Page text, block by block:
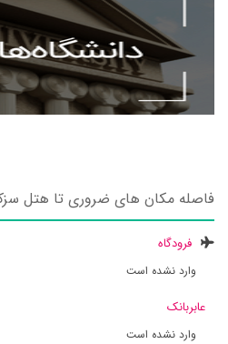
فاصله مکان های ضروری تا هتل
فرودگاه
وارد نشده است
عابربانک
وارد نشده است